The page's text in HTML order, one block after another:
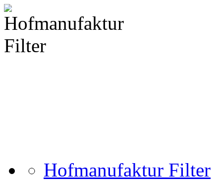
Hofmanufaktur Filter